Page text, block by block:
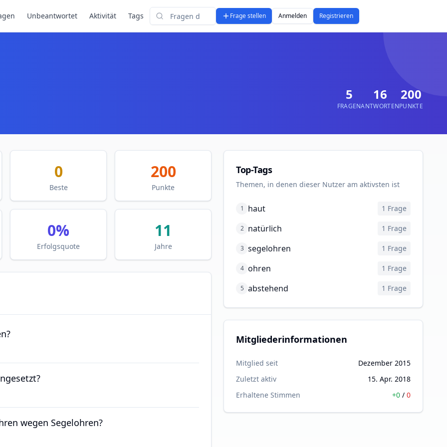
Unbeantwortet Aktivität Tags
Suchen
Frage stellen Anmelden Registrieren
5
FRAGEN
16
ANTWORTEN
200
PUNKTE
0
Beste
200
Punkte
0%
Erfolgsquote
11
Jahre
wegen Segelohren?
Top-Tags
Themen, in denen dieser Nutzer am aktivsten ist
1 haut 1 Frage
2 natürlich 1 Frage
3 segelohren 1 Frage
4 ohren 1 Frage
5 abstehend 1 Frage
Mitgliederinformationen
Mitglied seit
Dezember 2015
Zuletzt aktiv
15. Apr. 2018
Erhaltene Stimmen
+0 / 0